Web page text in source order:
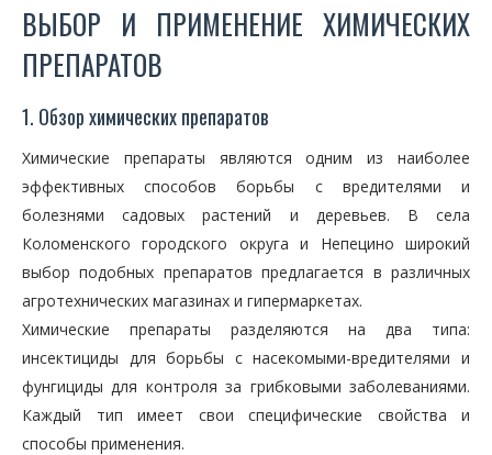
ВЫБОР И ПРИМЕНЕНИЕ ХИМИЧЕСКИХ
ПРЕПАРАТОВ
1. Обзор химических препаратов
Химические препараты являются одним из наиболее
эффективных способов борьбы с вредителями и
болезнями садовых растений и деревьев. В села
Коломенского городского округа и Непецино широкий
выбор подобных препаратов предлагается в различных
агротехнических магазинах и гипермаркетах.
Химические препараты разделяются на два типа:
инсектициды для борьбы с насекомыми-вредителями и
фунгициды для контроля за грибковыми заболеваниями.
Каждый тип имеет свои специфические свойства и
способы применения.